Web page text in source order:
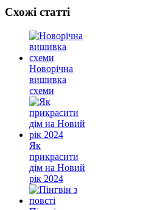
Схожі статті
Новорічна
вишивка
схеми
Як
прикрасити
дім на Новий
рік 2024